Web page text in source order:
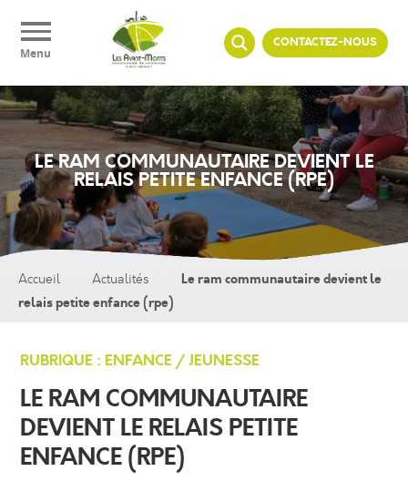
Menu
CONTACTEZ-NOUS
LE RAM COMMUNAUTAIRE DEVIENT LE
RELAIS PETITE ENFANCE (RPE)
Accueil Actualités
Le ram communautaire devient le
relais petite enfance (rpe)
RUBRIQUE : ENFANCE / JEUNESSE
LE RAM COMMUNAUTAIRE
DEVIENT LE RELAIS PETITE
ENFANCE (RPE)
Panneau de gestion des cookies